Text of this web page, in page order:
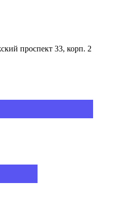
проспект 33, корп. 2